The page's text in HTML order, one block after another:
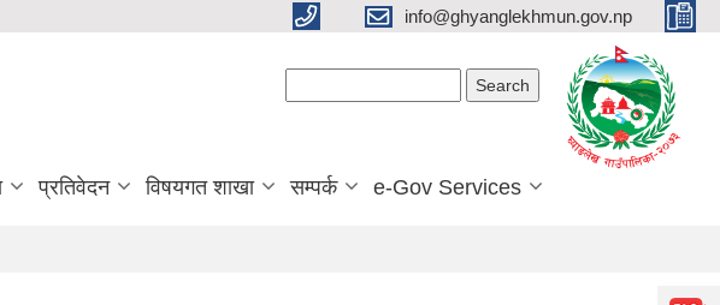
info@ghyanglekhmun.gov.np
प्रतिवेदन विषयगत शाखा सम्पर्क e-Gov Services